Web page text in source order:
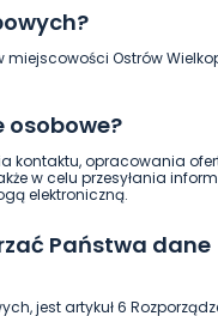
miejscowości Ostrów
osobowe?
kontaktu, opracowania
w celu przesyłania
elektroniczną.
Państwa dane
jest artykuł 6
HISTORIA
ŚWIĘTYCH